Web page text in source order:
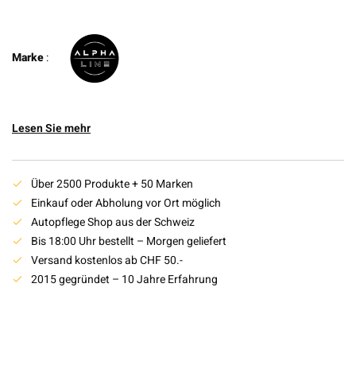
Marke:
Lesen Sie mehr
Über 2500 Produkte + 50 Marken
Einkauf oder Abholung vor Ort möglich
Autopflege Shop aus der Schweiz
Bis 18:00 Uhr bestellt – Morgen geliefert
Versand kostenlos ab CHF 50.-
2015 gegründet – 10 Jahre Erfahrung